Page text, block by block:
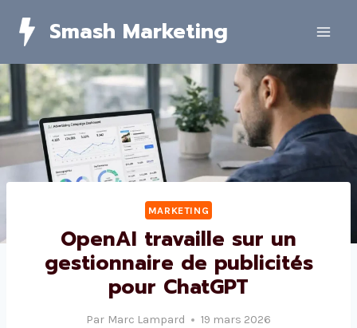
Smash Marketing
MARKETING
OpenAI travaille sur un
gestionnaire de publicités
pour ChatGPT
Par Marc Lampard 19 mars 2026